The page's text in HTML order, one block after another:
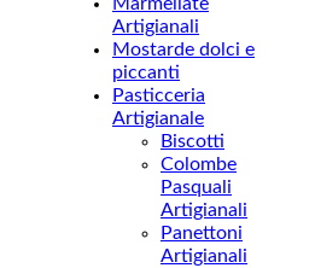
Artigianali
Mostarde dolci e
piccanti
Pasticceria
Artigianale
Biscotti
Colombe
Pasquali
Artigianali
Panettoni
Artigianali